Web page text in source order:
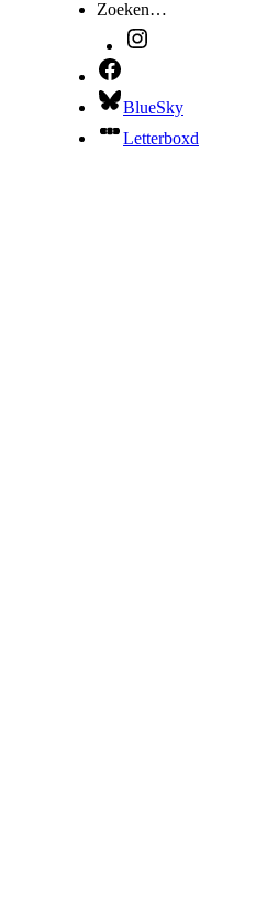
Zoeken…
BlueSky
Letterboxd